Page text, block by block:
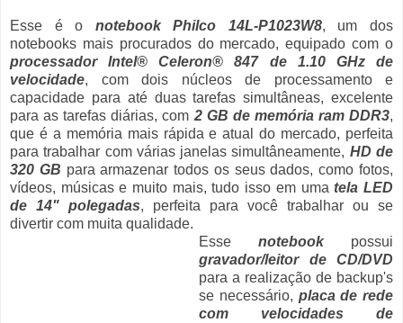
Esse é o notebook Philco 14L-P1023W8, um dos
notebooks mais procurados do mercado, equipado com o
processador Intel® Celeron® 847 de 1.10 GHz de
velocidade, com dois núcleos de processamento e
capacidade para até duas tarefas simultâneas, excelente
para as tarefas diárias, com2 GB de memória ram DDR3,
que é a memória mais rápida e atual do mercado, perfeita
para trabalhar com várias janelas simultâneamente, HD de
320 GB para armazenar todos os seus dados, como fotos,
vídeos, músicas e muito mais, tudo isso em umatela LED
de 14" polegadas, perfeita para você trabalhar ou se
divertir com muita qualidade.
Esse notebook possui
gravador/leitor de CD/DVD
para a realização de backup's
se necessário, placa de rede
com velocidades de